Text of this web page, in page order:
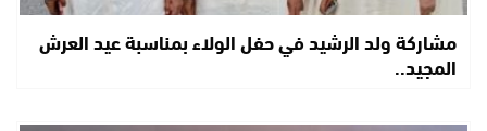
مشاركة ولد الرشيد في حفل الولاء بمناسبة عيد العرش
المجيد..